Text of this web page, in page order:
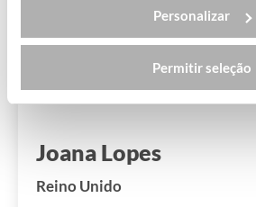
Personalizar
Permitir seleção
Joana Lopes
Reino Unido